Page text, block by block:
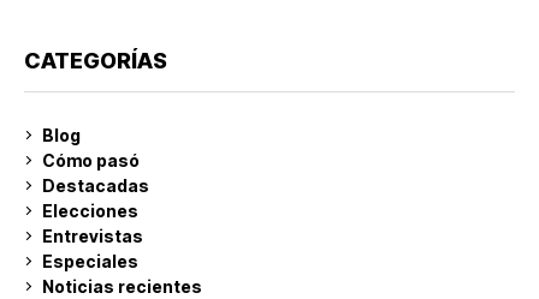
CATEGORÍAS
Blog
Cómo pasó
Destacadas
Elecciones
Entrevistas
Especiales
Noticias recientes